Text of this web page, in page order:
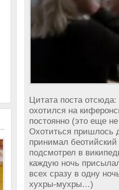
Цитата поста
охотился на
постоянно (это еще
Охотиться пришлось
принимал
подсмотрел в
каждую ночь
всех сразу в одну
хухры-мухры…)